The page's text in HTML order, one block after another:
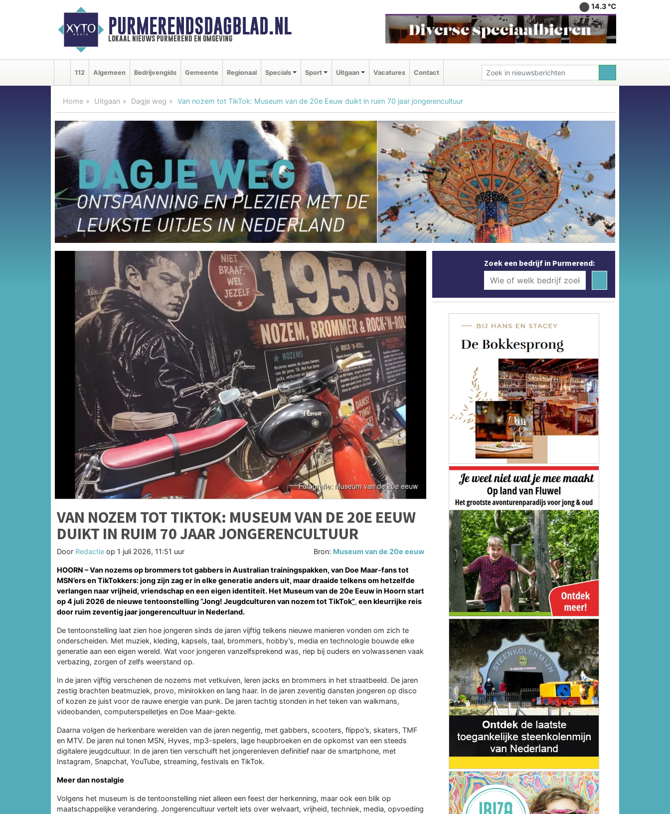
PURMERENDSDAGBLAD.NL
lokaal nieuws purmerend en omgeving
14.3 ℃
112 Algemeen Bedrijvengids Gemeente Regionaal Specials Sport Uitgaan Vacatures Contact
Home Uitgaan Dagje weg Van nozem tot TikTok: Museum van de 20e Eeuw duikt in ruim 70 jaar jongerencultuur
VAN NOZEM TOT TIKTOK: MUSEUM VAN DE 20E EEUW
DUIKT IN RUIM 70 JAAR JONGERENCULTUUR
Door Redactie op 1 juli 2026, 11:51 uur Bron: Museum van de 20e eeuw
HOORN – Van nozems op brommers tot gabbers in Australian trainingspakken, van Doe Maar-fans tot
MSN’ers en TikTokkers: jong zijn zag er in elke generatie anders uit, maar draaide telkens om hetzelfde
verlangen naar vrijheid, vriendschap en een eigen identiteit. Het Museum van de 20e Eeuw in Hoorn start
op 4 juli 2026 de nieuwe tentoonstelling“Jong! Jeugdculturen van nozem tot TikTok”, een kleurrijke reis
door ruim zeventig jaar jongerencultuur in Nederland.
De tentoonstelling laat zien hoe jongeren sinds de jaren vijftig telkens nieuwe manieren vonden om zich te
onderscheiden. Met muziek, kleding, kapsels, taal, brommers, hobby’s, media en technologie bouwde elke
generatie aan een eigen wereld. Wat voor jongeren vanzelfsprekend was, riep bij ouders en volwassenen vaak
verbazing, zorgen of zelfs weerstand op.
In de jaren vijftig verschenen de nozems met vetkuiven, leren jacks en brommers in het straatbeeld. De jaren
zestig brachten beatmuziek, provo, minirokken en lang haar. In de jaren zeventig dansten jongeren op disco
of kozen ze juist voor de rauwe energie van punk. De jaren tachtig stonden in het teken van walkmans,
videobanden, computerspelletjes en Doe Maar-gekte.
Daarna volgen de herkenbare werelden van de jaren negentig, met gabbers, scooters, flippo’s, skaters, TMF
en MTV. De jaren nul tonen MSN, Hyves, mp3-spelers, lage heupbroeken en de opkomst van een steeds
digitalere jeugdcultuur. In de jaren tien verschuift het jongerenleven definitief naar de smartphone, met
Instagram, Snapchat, YouTube, streaming, festivals en TikTok.
Meer dan nostalgie
Volgens het museum is de tentoonstelling niet alleen een feest der herkenning, maar ook een blik op
maatschappelijke verandering. Jongerencultuur vertelt iets over welvaart, vrijheid, techniek, media, opvoeding
Zoek een bedrijf in Purmerend: